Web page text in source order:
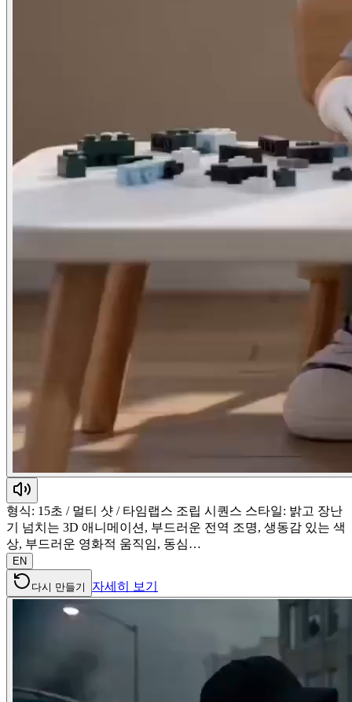
형식: 15초 / 멀티 샷 / 타임랩스 조립 시퀀스 스타일: 밝고 장난
기 넘치는 3D 애니메이션, 부드러운 전역 조명, 생동감 있는 색
상, 부드러운 영화적 움직임, 동심…
EN
다시 만들기 자세히 보기